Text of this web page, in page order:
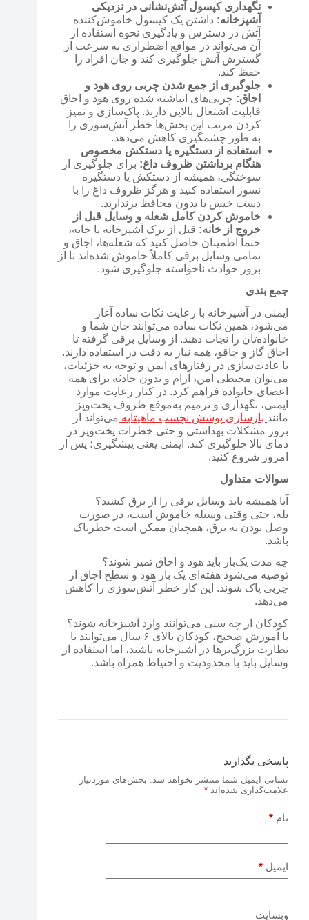
نگهداری کپسول آتش‌نشانی در نزدیکی
آشپزخانه: داشتن یک کپسول خاموش‌کننده
آتش در دسترس و یادگیری نحوه استفاده از
آن می‌تواند در مواقع اضطراری به سرعت از
گسترش آتش جلوگیری کند و جان افراد را
حفظ کند.
جلوگیری از جمع شدن چربی روی هود و
اجاق: چربی‌های انباشته شده روی هود و اجاق
قابلیت اشتعال بالایی دارند. پاک‌سازی و تمیز
کردن مرتب این بخش‌ها خطر آتش‌سوزی را
به طور چشمگیری کاهش می‌دهد.
استفاده از دستگیره یا دستکش مخصوص
هنگام برداشتن ظروف داغ: برای جلوگیری از
سوختگی، همیشه از دستکش یا دستگیره
نسوز استفاده کنید و هرگز ظروف داغ را با
دست خیس یا بدون محافظ برندارید.
خاموش کردن کامل شعله و وسایل قبل از
خروج از خانه: قبل از ترک آشپزخانه یا خانه،
حتماً اطمینان حاصل کنید که شعله‌ها، اجاق و
تمامی وسایل برقی کاملاً خاموش شده‌اند تا از
بروز حوادث ناخواسته جلوگیری شود.
جمع بندی
ایمنی در آشپزخانه با رعایت نکات ساده آغاز
می‌شود، همین نکات ساده می‌توانند جان شما و
خانواده‌تان را نجات دهند. از وسایل برقی گرفته تا
اجاق گاز و چاقو، همه نیاز به دقت در استفاده دارند.
با عادت‌سازی در رفتارهای ایمن و توجه به جزئیات،
می‌توان محیطی امن، آرام و بدون حادثه برای همه
اعضای خانواده فراهم کرد. در کنار رعایت موارد
ایمنی، نگهداری و ترمیم به‌موقع ظروف پخت‌وپز
مانند بازسازی پوشش نچسب ماهیتابه می‌تواند از
بروز مشکلات بهداشتی و حتی خطرات پخت‌وپز در
دمای بالا جلوگیری کند. ایمنی یعنی پیشگیری؛ پس از
امروز شروع کنید.
سوالات متداول
آیا همیشه باید وسایل برقی را از برق کشید؟
بله، حتی وقتی وسیله خاموش است، در صورت
وصل بودن به برق، همچنان ممکن است خطرناک
باشد.
چه مدت یک‌بار باید هود و اجاق تمیز شوند؟
توصیه می‌شود هفته‌ای یک بار هود و سطح اجاق از
چربی پاک شوند. این کار خطر آتش‌سوزی را کاهش
می‌دهد.
کودکان از چه سنی می‌توانند وارد آشپزخانه شوند؟
با آموزش صحیح، کودکان بالای ۶ سال می‌توانند با
نظارت بزرگ‌ترها در آشپزخانه باشند، اما استفاده از
وسایل باید با محدودیت و احتیاط همراه باشد.
پاسخی بگذارید
نشانی ایمیل شما منتشر نخواهد شد. بخش‌های موردنیاز
علامت‌گذاری شده‌اند *
نام *
ایمیل *
وبسایت